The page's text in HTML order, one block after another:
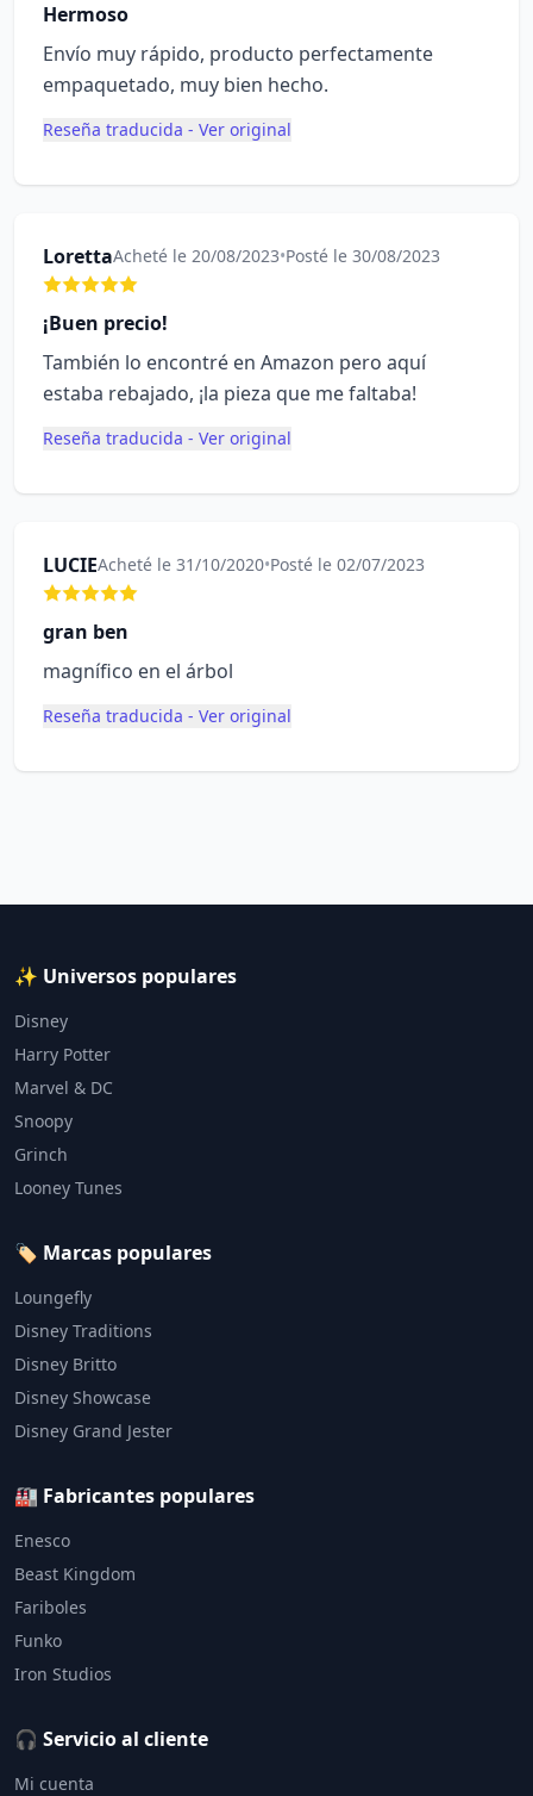
Hermoso
Envío muy rápido, producto perfectamente
empaquetado, muy bien hecho.
Reseña traducida - Ver original
LorettaAcheté le 20/08/2023•Posté le 30/08/2023
¡Buen precio!
También lo encontré en Amazon pero aquí
estaba rebajado, ¡la pieza que me faltaba!
Reseña traducida - Ver original
LUCIEAcheté le 31/10/2020•Posté le 02/07/2023
gran ben
magnífico en el árbol
Reseña traducida - Ver original
✨ Universos populares
Disney
Harry Potter
Marvel & DC
Snoopy
Grinch
Looney Tunes
🏷️ Marcas populares
Loungefly
Disney Traditions
Disney Britto
Disney Showcase
Disney Grand Jester
🏭 Fabricantes populares
Enesco
Beast Kingdom
Fariboles
Funko
Iron Studios
🎧 Servicio al cliente
Mi cuenta